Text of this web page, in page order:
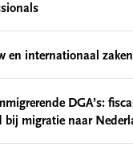
en internationaal
DGA’s:
bij migratie naar